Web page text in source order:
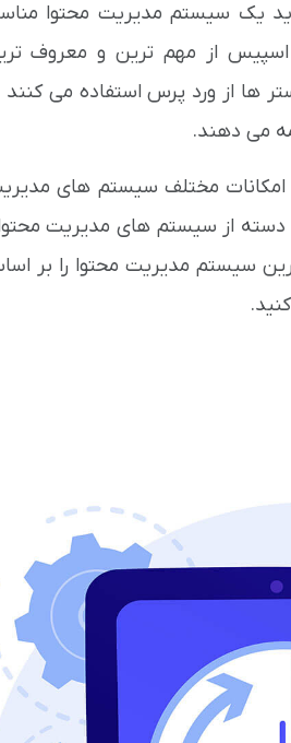
یک سیستم مدیریت محتوا
اسپیس از مهم ترین و معروف
ها از ورد پرس استفاده می
می دهند.
مختلف سیستم های
از سیستم های مدیریت محتوا
سیستم مدیریت محتوا را بر